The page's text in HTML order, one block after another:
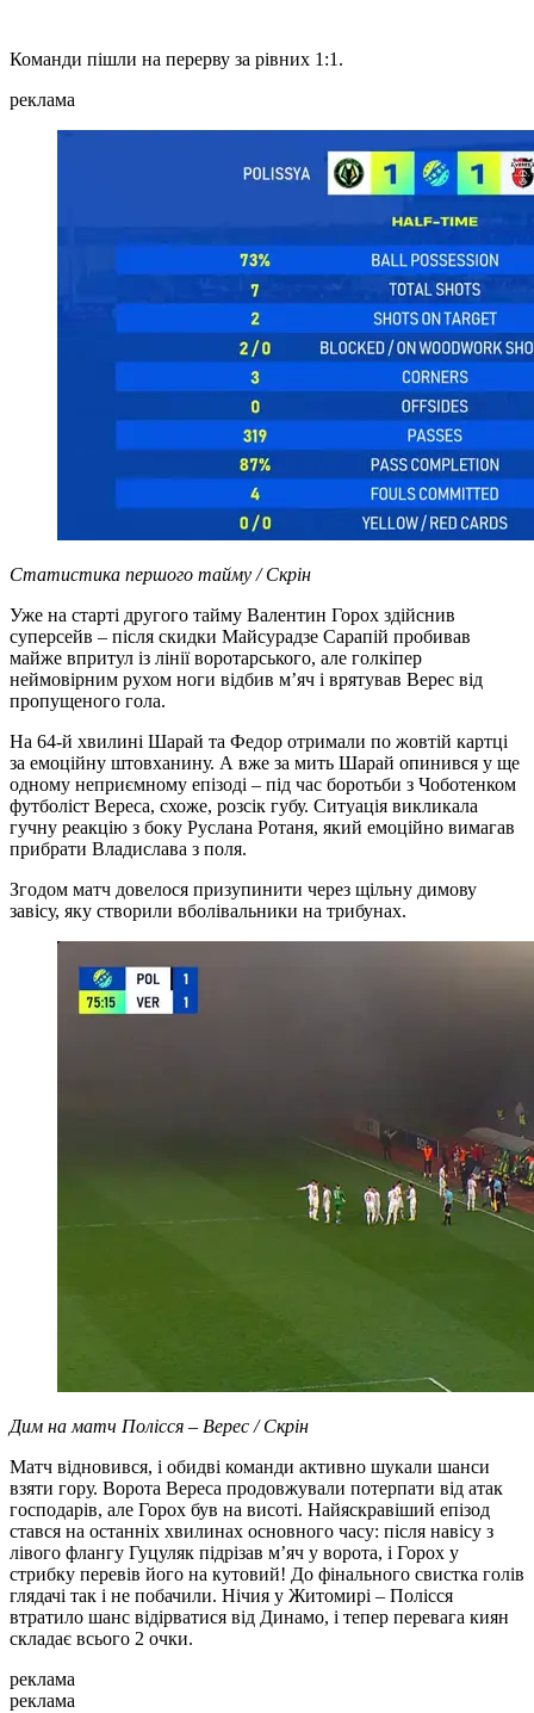
Команди пішли на перерву за рівних 1:1.
реклама
Статистика першого тайму / Скрін
Уже на старті другого тайму Валентин Горох здійснив
суперсейв – після скидки Майсурадзе Сарапій пробивав
майже впритул із лінії воротарського, але голкіпер
неймовірним рухом ноги відбив м’яч і врятував Верес від
пропущеного гола.
На 64-й хвилині Шарай та Федор отримали по жовтій картці
за емоційну штовханину. А вже за мить Шарай опинився у ще
одному неприємному епізоді – під час боротьби з Чоботенком
футболіст Вереса, схоже, розсік губу. Ситуація викликала
гучну реакцію з боку Руслана Ротаня, який емоційно вимагав
прибрати Владислава з поля.
Згодом матч довелося призупинити через щільну димову
завісу, яку створили вболівальники на трибунах.
Дим на матч Полісся – Верес / Скрін
Матч відновився, і обидві команди активно шукали шанси
взяти гору. Ворота Вереса продовжували потерпати від атак
господарів, але Горох був на висоті. Найяскравіший епізод
стався на останніх хвилинах основного часу: після навісу з
лівого флангу Гуцуляк підрізав м’яч у ворота, і Горох у
стрибку перевів його на кутовий! До фінального свистка голів
глядачі так і не побачили. Нічия у Житомирі – Полісся
втратило шанс відірватися від Динамо, і тепер перевага киян
складає всього 2 очки.
реклама
реклама